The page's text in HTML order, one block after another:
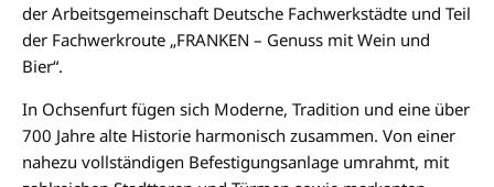
der Arbeitsgemeinschaft Deutsche Fachwerkstädte und Teil
der Fachwerkroute „FRANKEN – Genuss mit Wein und
Bier“.
In Ochsenfurt fügen sich Moderne, Tradition und eine über
700 Jahre alte Historie harmonisch zusammen. Von einer
nahezu vollständigen Befestigungsanlage umrahmt, mit